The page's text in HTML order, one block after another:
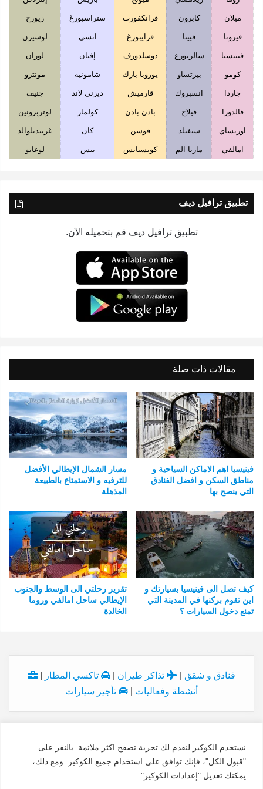
نستخدم الكوكيز لنقدم لك تجربة تصفح اكثر ملائمة. بالنقر على
"قبول الكل"، فإنك توافق على استخدام جميع الكوكيز. ومع ذلك،
يمكنك تعديل "إعدادات الكوكيز"
ميلان كابرون فرانكفورت ستراسبورغ زيورخ
فيرونا فيينا فرايبورغ انسي لوسيرن
فينيسيا سالزبورغ دوسلدورف إفيان لوزان
كومو بيرتساو يوروبا بارك شامونيه مونترو
جاردا انسبروك قارميش ديزني لاند جنيف
فالدورا فيلاخ بادن بادن كولمار لوتربرونين
اورتساي سيفيلد فوسن كان غرينديلوالد
امالفي ماريا الم كونستانس نيس لوغانو
تطبيق ترافيل ديف
تطبيق ترافيل ديف قم بتحميله الآن.
مقالات ذات صلة
مسار الشمال الإيطالي الأفضل
للترفيه و الاستمتاع بالطبيعة
المذهلة
فينيسيا اهم الاماكن السياحية و
مناطق السكن و افضل الفنادق
التي ينصح بها
تقرير رحلتي الى الوسط والجنوب
الإيطالي ساحل امالفي وروما
الخالدة
كيف تصل الى فينيسيا بسيارتك و
اين تقوم بركنها في المدينة التي
تمنع دخول السيارات ؟
فنادق و شقق | تذاكر طيران | تاكسي المطار
|
أنشطة وفعاليات
تأجير سيارات
© Copyright 2026, All Rights Reserved
الاسم:
النداء الاخير السجل: 7028927627 الدولة:السعودية